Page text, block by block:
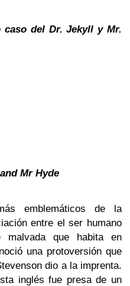
caso del Dr. Jekyll y Mr.
Mr Hyde
emblemáticos de la
entre el ser humano
malvada que habita en
una protoversión que
dio a la imprenta.
inglés fue presa de un